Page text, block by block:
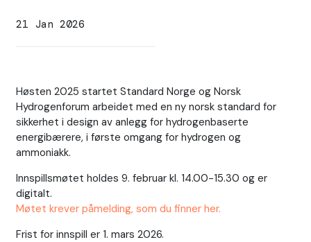
21 Jan 2026
Høsten 2025 startet Standard Norge og Norsk
Hydrogenforum arbeidet med en ny norsk standard for
sikkerhet i design av anlegg for hydrogenbaserte
energibærere, i første omgang for hydrogen og
ammoniakk.
Innspillsmøtet holdes 9. februar kl. 14.00-15.30 og er
digitalt.
Møtet krever påmelding, som du finner her.
Frist for innspill er 1. mars 2026.